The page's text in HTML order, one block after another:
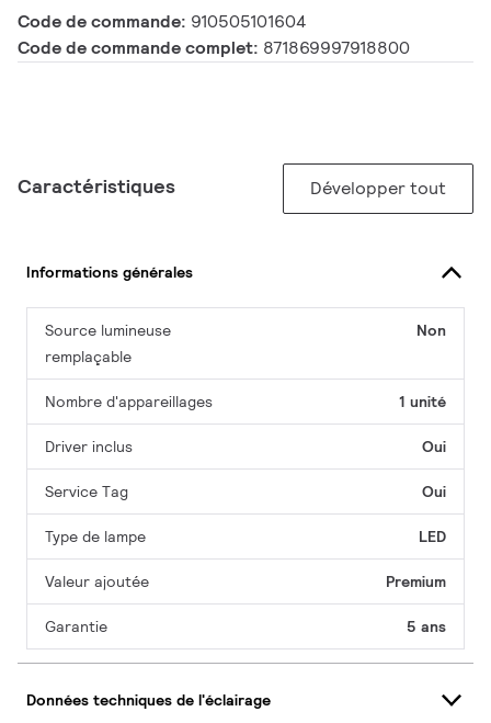
Code de commande: 910505101604
Code de commande complet: 871869997918800
Caractéristiques Développer tout
Informations générales
Source lumineuse
remplaçable
Non
Nombre d'appareillages 1 unité
Driver inclus Oui
Service Tag Oui
Type de lampe LED
Valeur ajoutée Premium
Garantie 5 ans
Données techniques de l'éclairage